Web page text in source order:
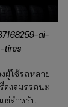
ai-
tires
ผู้ใช้รถหลาย
องสมรรถนะ
ต่สำหรับ